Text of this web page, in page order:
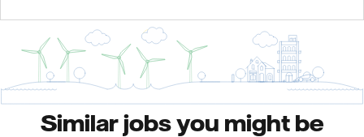
Similar jobs you might be